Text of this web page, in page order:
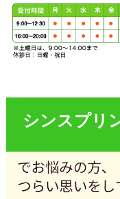
シンスプリ